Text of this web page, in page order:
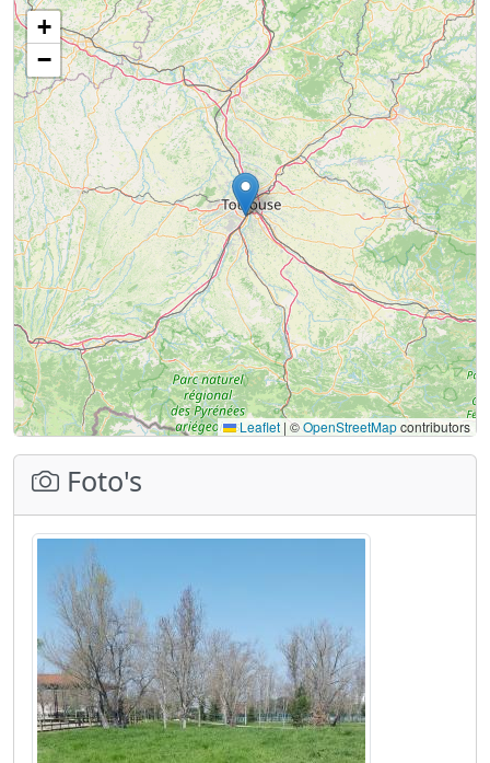
+
−
Leaflet | ©OpenStreetMapcontributors
Foto's